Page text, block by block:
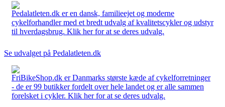
Pedalatleten.dk er en dansk, familieejet og moderne
cykelforhandler med et bredt udvalg af kvalitetscykler og udstyr
til hverdagsbrug. Klik her for at se deres udvalg.
Se udvalget på Pedalatleten.dk
FriBikeShop.dk er Danmarks største kæde af cykelforretninger
- de er 99 butikker fordelt over hele landet og er alle sammen
forelsket i cykler. Klik her for at se deres udvalg.